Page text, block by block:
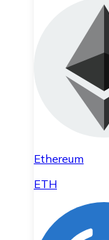
Ethereum
ETH